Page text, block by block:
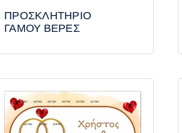
ΠΡΟΣΚΛΗΤΗΡΙΟ
ΓΑΜΟΥ ΒΕΡΕΣ